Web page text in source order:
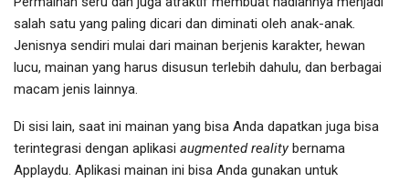
salah satu yang paling dicari dan diminati oleh anak-anak.
Jenisnya sendiri mulai dari mainan berjenis karakter, hewan
lucu, mainan yang harus disusun terlebih dahulu, dan berbagai
macam jenis lainnya.
Di sisi lain, saat ini mainan yang bisa Anda dapatkan juga bisa
terintegrasi dengan aplikasi augmented realitybernama
Applaydu. Aplikasi mainan ini bisa Anda gunakan untuk